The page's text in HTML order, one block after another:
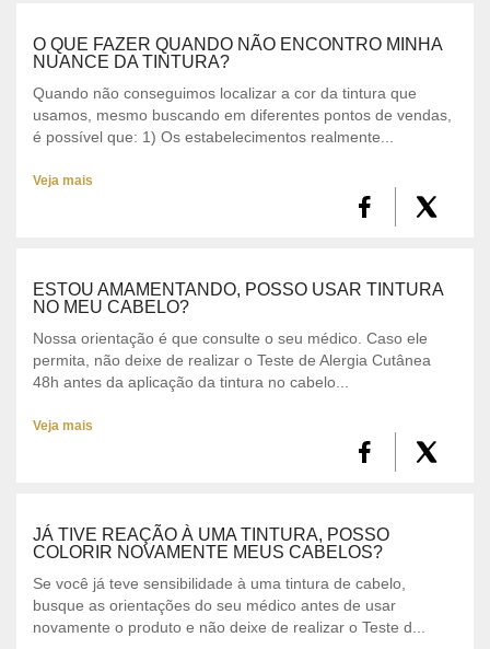
O QUE FAZER QUANDO NÃO ENCONTRO MINHA
NUANCE DA TINTURA?
Quando não conseguimos localizar a cor da tintura que
usamos, mesmo buscando em diferentes pontos de vendas,
é possível que: 1) Os estabelecimentos realmente...
Veja mais
ESTOU AMAMENTANDO, POSSO USAR TINTURA
NO MEU CABELO?
Nossa orientação é que consulte o seu médico. Caso ele
permita, não deixe de realizar o Teste de Alergia Cutânea
48h antes da aplicação da tintura no cabelo...
Veja mais
JÁ TIVE REAÇÃO À UMA TINTURA, POSSO
COLORIR NOVAMENTE MEUS CABELOS?
Se você já teve sensibilidade à uma tintura de cabelo,
busque as orientações do seu médico antes de usar
novamente o produto e não deixe de realizar o Teste d...